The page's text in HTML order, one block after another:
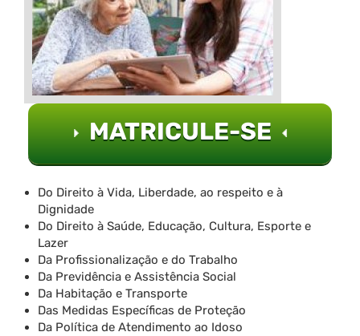
MATRICULE-SE
Do Direito à Vida, Liberdade, ao respeito e à
Dignidade
Do Direito à Saúde, Educação, Cultura, Esporte e
Lazer
Da Profissionalização e do Trabalho
Da Previdência e Assistência Social
Da Habitação e Transporte
Das Medidas Específicas de Proteção
Da Política de Atendimento ao Idoso